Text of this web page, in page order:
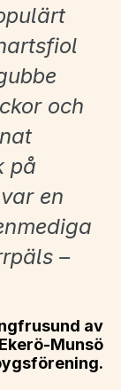
och
på
en
–
av
Munsö